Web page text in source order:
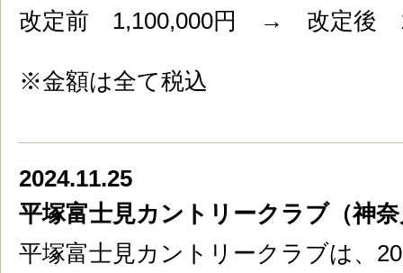
改定前 1,100,000円 → 改定後
※金額は全て税込
2024.11.25
平塚富士見カントリークラブ（神
平塚富士見カントリークラブは、